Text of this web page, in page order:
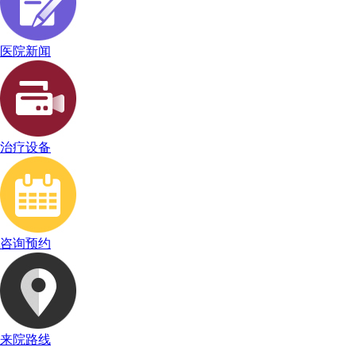
医院新闻
治疗设备
咨询预约
来院路线